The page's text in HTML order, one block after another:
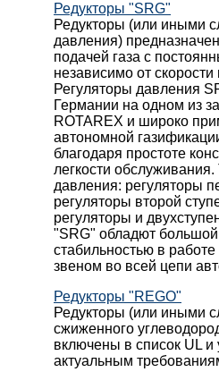
Редукторы "SRG"
Редукторы (или иными
давления)
подачей газа с
независимо от скорости
Регуляторы давления
Германии на одном из
ROTAREX и широко
автономной
благодаря простоте
легкости
давления: регуляторы
регуляторы второй
регуляторы и
"SRG" обладют
стабильностью в
звеном во всей цепи
Редукторы "REGO"
Редукторы (или иными
сжиженного
включены в список UL и
актуальным